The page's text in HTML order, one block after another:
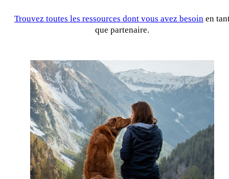
Trouvez toutes les ressources dont vous avez besoin en
que partenaire.